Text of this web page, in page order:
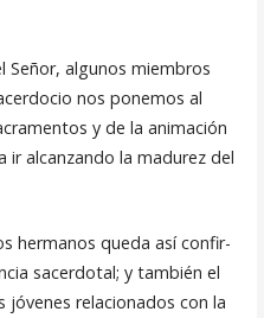
algunos miembros
nos ponemos al
y de la animación
ir alcanzando la madurez del
hermanos queda así confir­
sacerdotal; y también el
jóvenes relacionados con la